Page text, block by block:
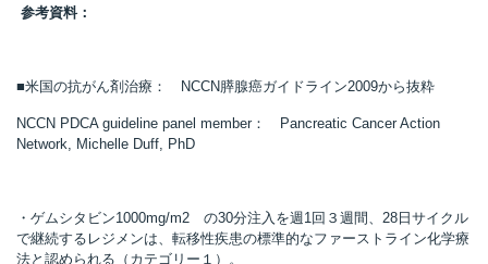
参考資料：
■米国の抗がん剤治療： NCCN膵腺癌ガイドライン2009から抜粋
NCCN PDCA guideline panel member： Pancreatic Cancer Action
Network, Michelle Duff, PhD
・ゲムシタビン1000mg/m2 の30分注入を週1回３週間、28日サイクル
で継続するレジメンは、転移性疾患の標準的なファーストライン化学療
法と認められる（カテゴリー１）。